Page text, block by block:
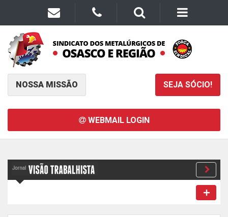
NOSSA MISSÃO SEJA SÓCIO!
WEBMAIL LOGIN